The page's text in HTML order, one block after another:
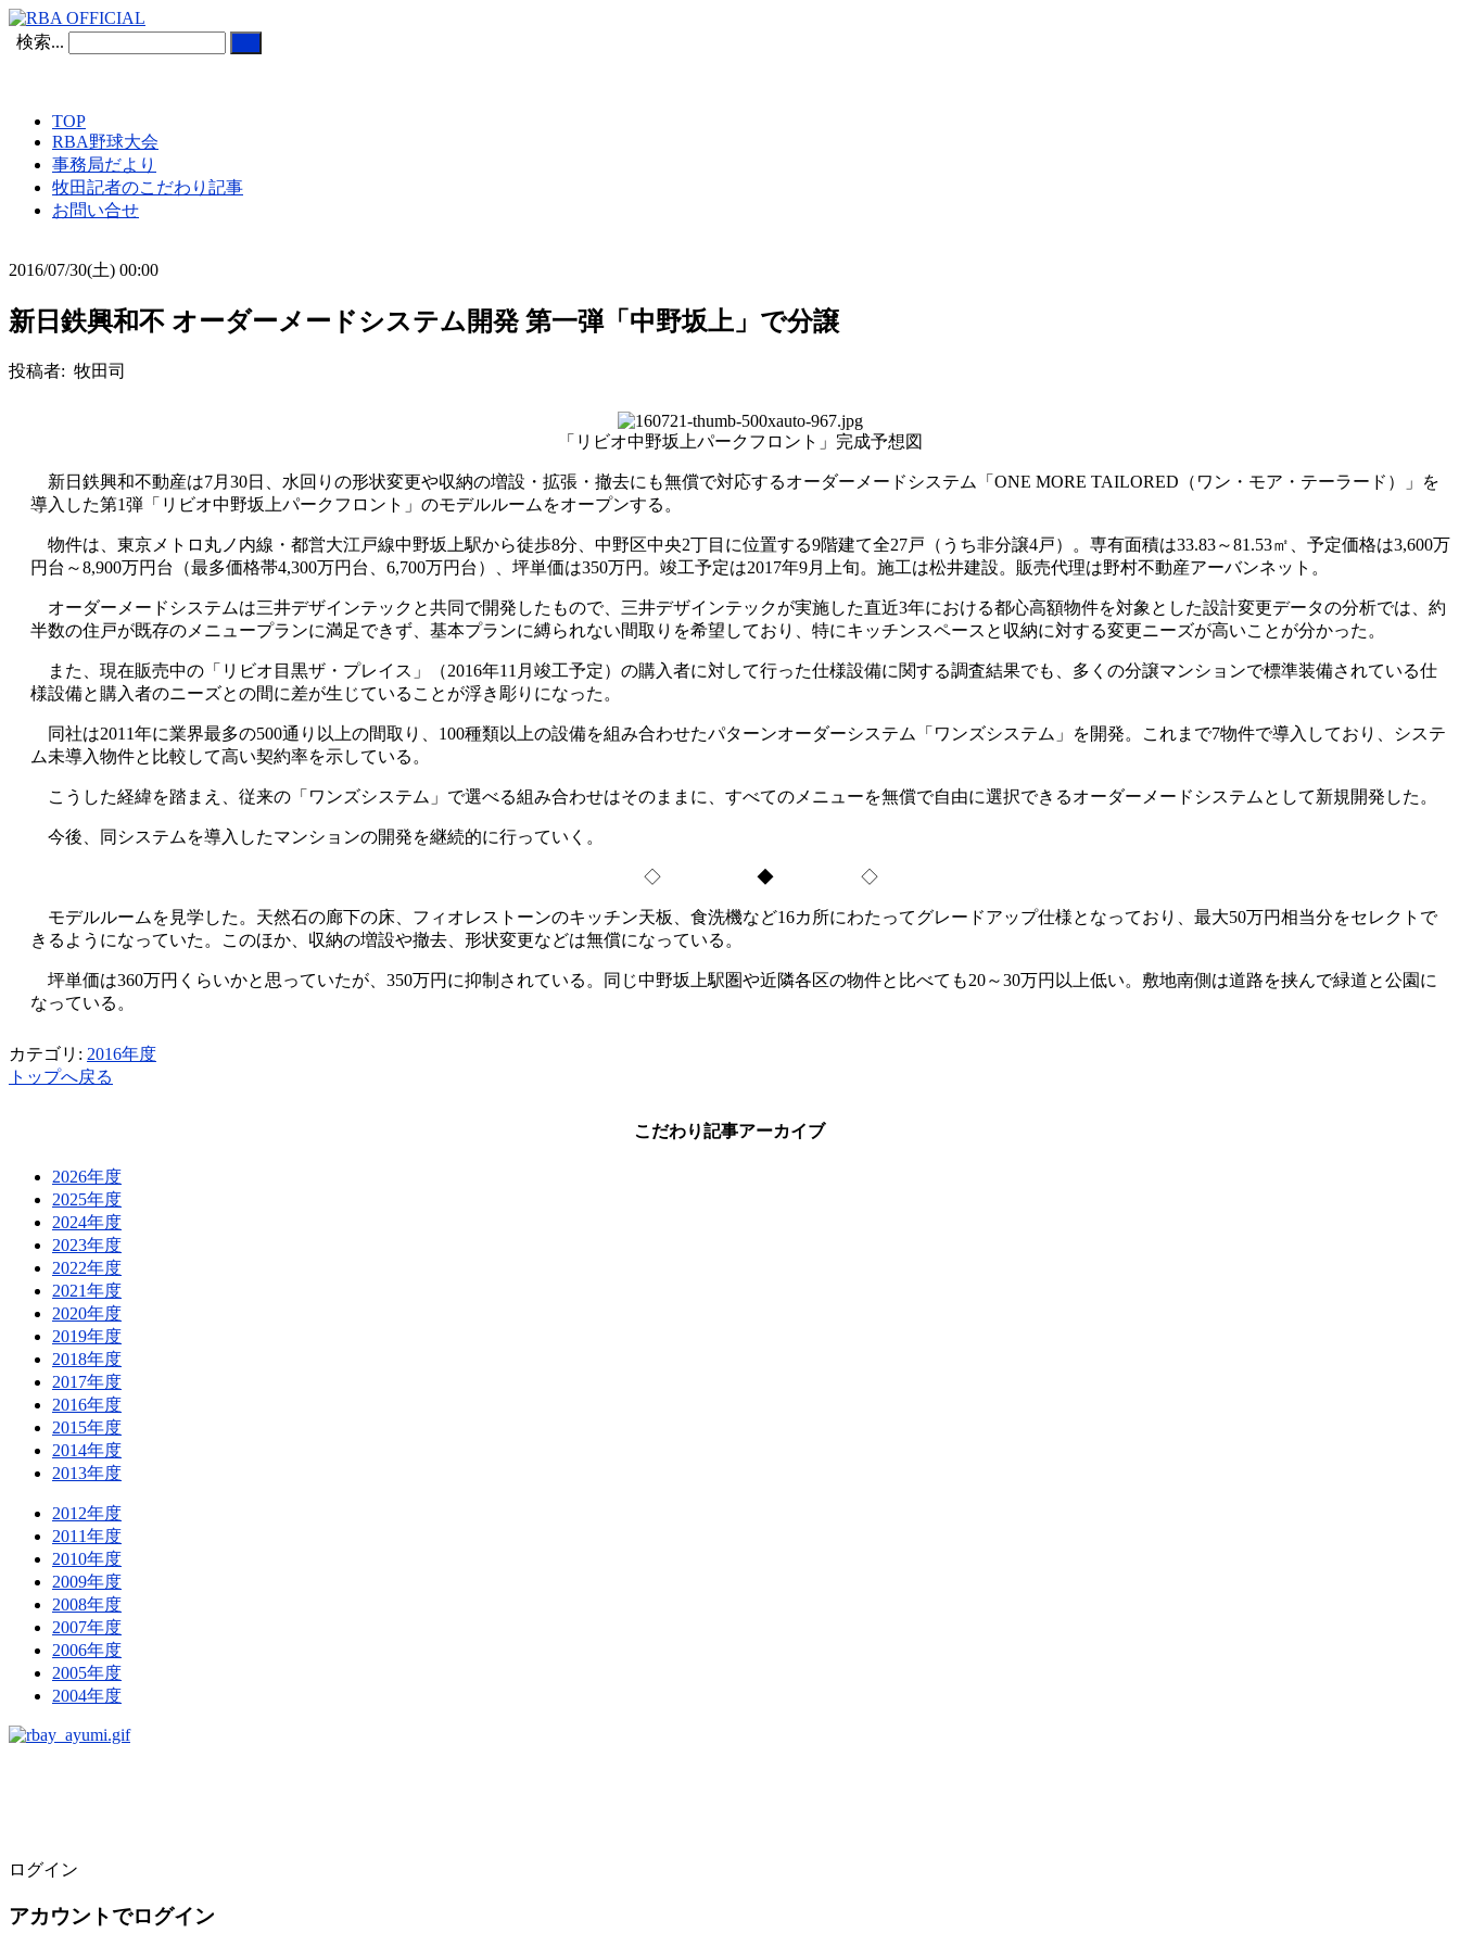
検索...
TOP
RBA野球大会
事務局だより
牧田記者のこだわり記事
お問い合せ
2016/07/30(土) 00:00
新日鉄興和不 オーダーメードシステム開発 第一弾「中野坂上」で分譲
投稿者: 牧田司
「リビオ中野坂上パークフロント」完成予想図
新日鉄興和不動産は7月30日、水回りの形状変更や収納の増設・拡張・撤去にも無償で対応するオーダーメードシステム「ONE MORE TAILORED（ワン・モア・テーラード）」を
導入した第1弾「リビオ中野坂上パークフロント」のモデルルームをオープンする。
物件は、東京メトロ丸ノ内線・都営大江戸線中野坂上駅から徒歩8分、中野区中央2丁目に位置する9階建て全27戸（うち非分譲4戸）。専有面積は33.83～81.53㎡、予定価格は3,600万
円台～8,900万円台（最多価格帯4,300万円台、6,700万円台）、坪単価は350万円。竣工予定は2017年9月上旬。施工は松井建設。販売代理は野村不動産アーバンネット。
オーダーメードシステムは三井デザインテックと共同で開発したもので、三井デザインテックが実施した直近3年における都心高額物件を対象とした設計変更データの分析では、約
半数の住戸が既存のメニュープランに満足できず、基本プランに縛られない間取りを希望しており、特にキッチンスペースと収納に対する変更ニーズが高いことが分かった。
また、現在販売中の「リビオ目黒ザ・プレイス」（2016年11月竣工予定）の購入者に対して行った仕様設備に関する調査結果でも、多くの分譲マンションで標準装備されている仕
様設備と購入者のニーズとの間に差が生じていることが浮き彫りになった。
同社は2011年に業界最多の500通り以上の間取り、100種類以上の設備を組み合わせたパターンオーダーシステム「ワンズシステム」を開発。これまで7物件で導入しており、システ
ム未導入物件と比較して高い契約率を示している。
こうした経緯を踏まえ、従来の「ワンズシステム」で選べる組み合わせはそのままに、すべてのメニューを無償で自由に選択できるオーダーメードシステムとして新規開発した。
今後、同システムを導入したマンションの開発を継続的に行っていく。
◇ ◆ ◇
モデルルームを見学した。天然石の廊下の床、フィオレストーンのキッチン天板、食洗機など16カ所にわたってグレードアップ仕様となっており、最大50万円相当分をセレクトで
きるようになっていた。このほか、収納の増設や撤去、形状変更などは無償になっている。
坪単価は360万円くらいかと思っていたが、350万円に抑制されている。同じ中野坂上駅圏や近隣各区の物件と比べても20～30万円以上低い。敷地南側は道路を挟んで緑道と公園に
なっている。
カテゴリ: 2016年度
トップへ戻る
こだわり記事アーカイブ
2026年度
2025年度
2024年度
2023年度
2022年度
2021年度
2020年度
2019年度
2018年度
2017年度
2016年度
2015年度
2014年度
2013年度
2012年度
2011年度
2010年度
2009年度
2008年度
2007年度
2006年度
2005年度
2004年度
ログイン
アカウントでログイン